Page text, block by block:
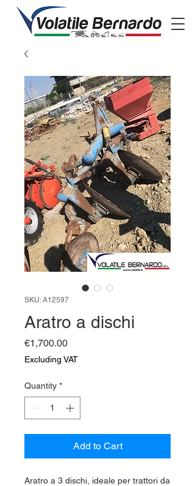
SKU: A12597
Aratro a dischi
€1,700.00Price
Excluding VAT
Quantity *
Add to Cart
Aratro a 3 dischi, ideale per trattori da